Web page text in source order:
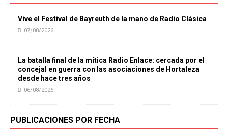
Vive el Festival de Bayreuth de la mano de Radio Clásica
07/08/2026
La batalla final de la mítica Radio Enlace: cercada por el
concejal en guerra con las asociaciones de Hortaleza
desde hace tres años
06/08/2026
PUBLICACIONES POR FECHA